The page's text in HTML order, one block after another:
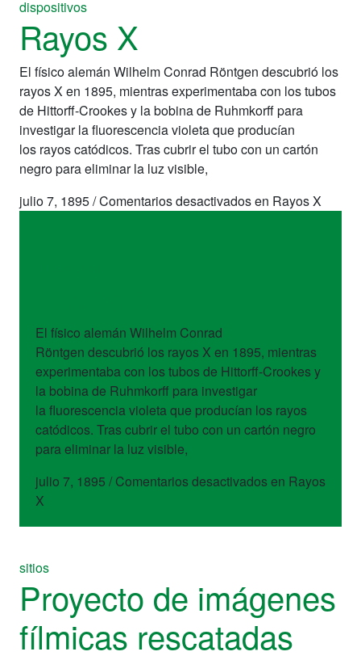
dispositivos
Rayos X
El físico alemán Wilhelm Conrad Röntgen descubrió los
rayos X en 1895, mientras experimentaba con los tubos
de Hittorff-Crookes y la bobina de Ruhmkorff para
investigar la fluorescencia violeta que producían
los rayos catódicos. Tras cubrir el tubo con un cartón
negro para eliminar la luz visible,
julio 7, 1895/Comentarios desactivadosen Rayos X
El físico alemán Wilhelm Conrad
Röntgen descubrió los rayos X en 1895, mientras
experimentaba con los tubos de Hittorff-Crookes y
la bobina de Ruhmkorff para investigar
la fluorescencia violeta que producían los rayos
catódicos. Tras cubrir el tubo con un cartón negro
para eliminar la luz visible,
julio 7, 1895 / Comentarios desactivadosen Rayos
X
sitios
Proyecto de imágenes
fílmicas rescatadas